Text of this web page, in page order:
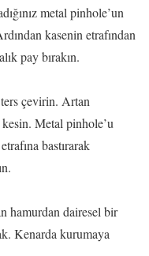
metal pinhole’un
kasenin etrafından
pay bırakın.
çevirin. Artan
Metal pinhole’u
bastırarak
hamurdan dairesel bir
Kenarda kurumaya